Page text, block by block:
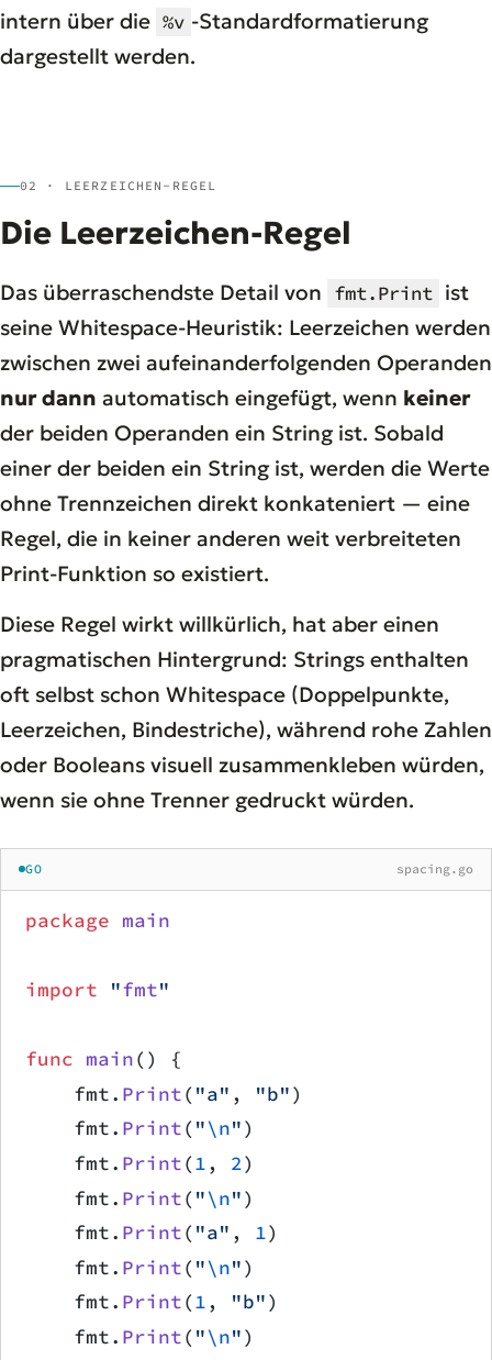
intern über die %v -Standardformatierung
dargestellt werden.
02 · LEERZEICHEN-REGEL
Die Leerzeichen-Regel
Das überraschendste Detail von fmt.Print ist
seine Whitespace-Heuristik: Leerzeichen werden
zwischen zwei aufeinanderfolgenden Operanden
nur dann automatisch eingefügt, wenn keiner
der beiden Operanden ein String ist. Sobald
einer der beiden ein String ist, werden die Werte
ohne Trennzeichen direkt konkateniert — eine
Regel, die in keiner anderen weit verbreiteten
Print-Funktion so existiert.
Diese Regel wirkt willkürlich, hat aber einen
pragmatischen Hintergrund: Strings enthalten
oft selbst schon Whitespace (Doppelpunkte,
Leerzeichen, Bindestriche), während rohe Zahlen
oder Booleans visuell zusammenkleben würden,
wenn sie ohne Trenner gedruckt würden.
GO spacing.go
package main
import "fmt"
func main() {
    fmt.
Print( "a" , "b")
    fmt.
Print( "\n")
    fmt.
Print(1, 2)
    fmt.
Print( "\n")
    fmt.
Print( "a" , 1)
    fmt.
Print( "\n")
    fmt.
Print(1, "b")
    fmt.
Print( "\n")